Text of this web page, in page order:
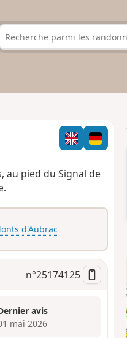
au pied du Signal de
d'Aubrac
n°25174125
avis
mai 2026